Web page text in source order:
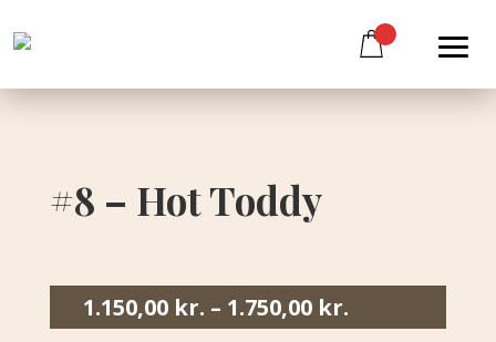
#8 – Hot Toddy
1.150,00 kr. – 1.750,00 kr.